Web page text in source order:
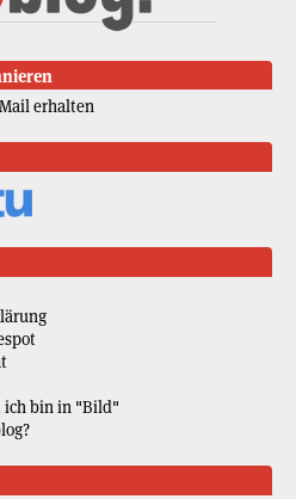
erhalten
ich bin in "Bild"